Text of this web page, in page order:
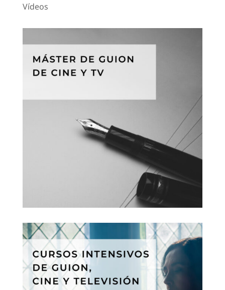
Vídeos